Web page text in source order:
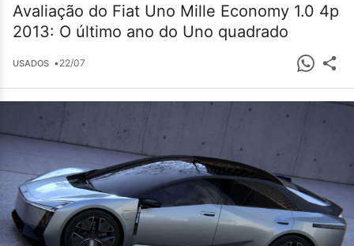
Avaliação do Fiat Uno Mille Economy 1.0 4p
2013: O último ano do Uno quadrado
USADOS •22/07